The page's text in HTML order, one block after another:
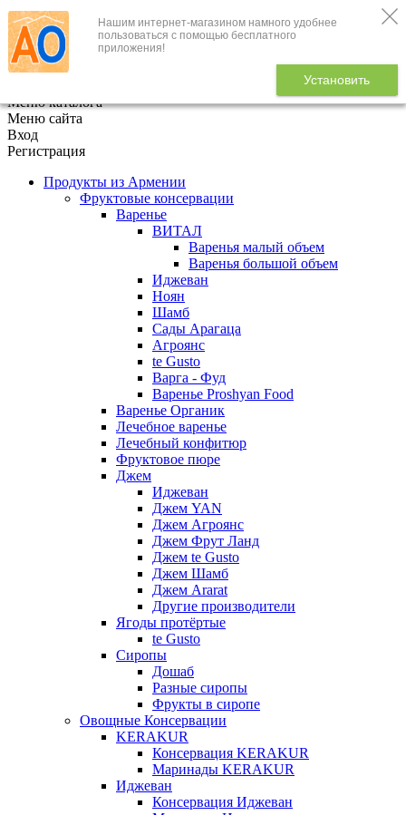
Нашим интернет-магазином намного удобнее
пользоваться с помощью бесплатного
приложения!
Установить
+7 (495) 646-888-1
В корзине
Меню каталога
Меню сайта
Вход
Регистрация
Продукты из Армении
Фруктовые консервации
Варенье
ВИТАЛ
Варенья малый объем
Варенья большой объем
Иджеван
Ноян
Шамб
Сады Арагаца
Агроянс
te Gusto
Варга - Фуд
Варенье Proshyan Food
Варенье Органик
Лечебное варенье
Лечебный конфитюр
Фруктовое пюре
Джем
Иджеван
Джем YAN
Джем Агроянс
Джем Фрут Ланд
Джем te Gusto
Джем Шамб
Джем Ararat
Другие производители
Ягоды протёртые
te Gusto
Сиропы
Дошаб
Разные сиропы
Фрукты в сиропе
Овощные Консервации
KERAKUR
Консервация KERAKUR
Маринады KERAKUR
Иджеван
Консервация Иджеван